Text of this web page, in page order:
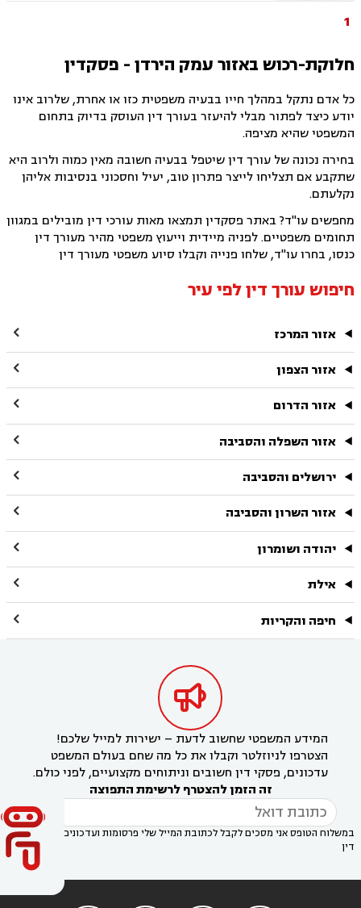
1
חלוקת-רכוש באזור עמק הירדן - פסקדין
כל אדם נתקל במהלך חייו בבעיה משפטית כזו או אחרת, שלרוב אינו
יודע כיצד לפתור מבלי להיעזר בעורך דין העוסק בדיוק בתחום
המשפטי שהיא מציפה.
בחירה נכונה של עורך דין שיטפל בבעיה חשובה מאין כמוה ולרוב היא
שתקבע אם תצליחו לייצר פתרון טוב, יעיל וחסכוני בנסיבות אליהן
נקלעתם.
מחפשים עו"ד? באתר פסקדין תמצאו מאות עורכי דין מובילים במגוון
תחומים משפטיים. לפניה מיידית וייעוץ משפטי מהיר מעורך דין
כנסו, בחרו עו"ד, שלחו פנייה וקבלו סיוע משפטי מעורך דין
חיפוש עורך דין לפי עיר
אזור המרכז 
אזור הצפון 
אזור הדרום 
אזור השפלה והסביבה 
ירושלים והסביבה 
אזור השרון והסביבה 
יהודה ושומרון 
אילת 
חיפה והקריות 

המידע המשפטי שחשוב לדעת – ישירות למייל שלכם!
הצטרפו לניוזלטר וקבלו את כל מה שחם בעולם המשפט
עדכונים, פסקי דין חשובים וניתוחים מקצועיים, לפני כולם.
זה הזמן להצטרף לרשימת התפוצה
במשלוח הטופס אני מסכים לקבל לכתובת המייל שלי פרסומות ועדכונים מאתר פסק
דין